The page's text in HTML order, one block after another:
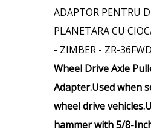
ADAPTOR PENTRU
PLANETARA CU
- ZIMBER - ZR-
Wheel Drive Axle
Adapter.Used when
wheel drive vehicles.
hammer with 5/8-